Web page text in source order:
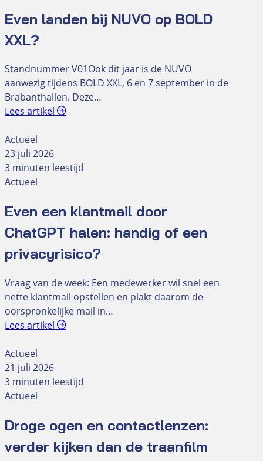
Even landen bij NUVO op BOLD
XXL?
Standnummer V01Ook dit jaar is de NUVO
aanwezig tijdens BOLD XXL, 6 en 7 september in de
Brabanthallen. Deze…
Lees artikel
Actueel
23 juli 2026
3 minuten leestijd
Actueel
Even een klantmail door
ChatGPT halen: handig of een
privacyrisico?
Vraag van de week: Een medewerker wil snel een
nette klantmail opstellen en plakt daarom de
oorspronkelijke mail in…
Lees artikel
Actueel
21 juli 2026
3 minuten leestijd
Actueel
Droge ogen en contactlenzen:
verder kijken dan de traanfilm